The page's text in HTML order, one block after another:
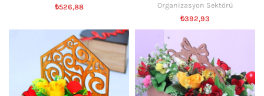
₺526,88
Organizasyon Sektörü
₺392,93